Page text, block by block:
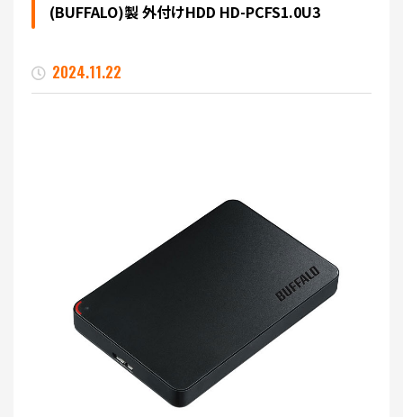
(BUFFALO)製 外付けHDD HD-PCFS1.0U3
2024.11.22